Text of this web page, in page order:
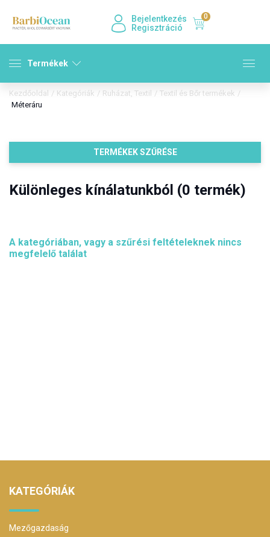
Bejelentkezés
Regisztráció
0
Termékek
Kezdőoldal / Kategóriák / Ruházat, Textil / Textil és Bőr termékek /
Méteráru
TERMÉKEK SZŰRÉSE
Különleges kínálatunkból (0 termék)
A kategóriában, vagy a szűrési feltételeknek nincs
megfelelő találat
KATEGÓRIÁK
Mezőgazdaság